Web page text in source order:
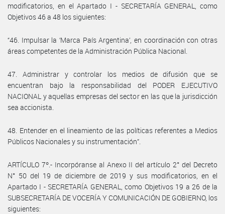
modificatorios, en el Apartado I - SECRETARÍA GENERAL, como
Objetivos 46 a 48 los siguientes:
“46. Impulsar la ‘Marca País Argentina’, en coordinación con otras
áreas competentes de la Administración Pública Nacional.
47. Administrar y controlar los medios de difusión que se
encuentran bajo la responsabilidad del PODER EJECUTIVO
NACIONAL y aquellas empresas del sector en las que la jurisdicción
sea accionista.
48. Entender en el lineamiento de las políticas referentes a Medios
Públicos Nacionales y su instrumentación”.
ARTÍCULO 7º.- Incorpóranse al Anexo II del artículo 2° del Decreto
N° 50 del 19 de diciembre de 2019 y sus modificatorios, en el
Apartado I - SECRETARÍA GENERAL, como Objetivos 19 a 26 de la
SUBSECRETARÍA DE VOCERÍA Y COMUNICACIÓN DE GOBIERNO, los
siguientes: